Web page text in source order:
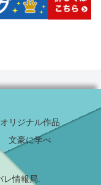
オリジナル作品
文豪に学べ
情報局.